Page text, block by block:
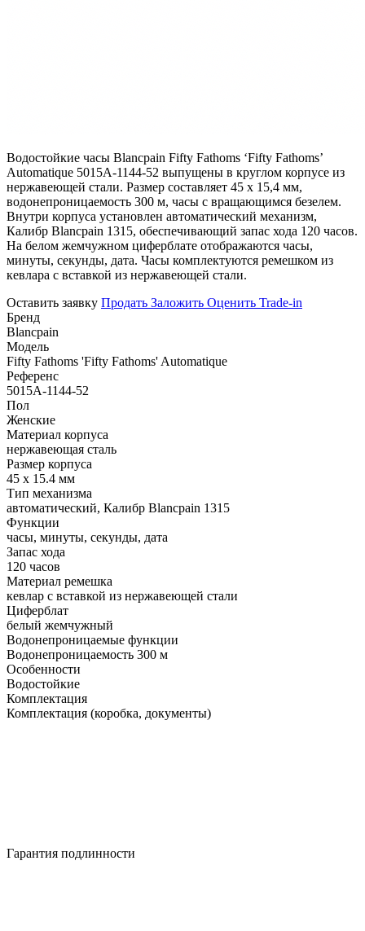
Водостойкие часы Blancpain Fifty Fathoms ‘Fifty Fathoms’
Automatique 5015A-1144-52 выпущены в круглом корпусе из
нержавеющей стали. Размер составляет 45 х 15,4 мм,
водонепроницаемость 300 м, часы с вращающимся безелем.
Внутри корпуса установлен автоматический механизм,
Калибр Blancpain 1315, обеспечивающий запас хода 120 часов.
На белом жемчужном циферблате отображаются часы,
минуты, секунды, дата. Часы комплектуются ремешком из
кевлара с вставкой из нержавеющей стали.
Оставить заявку Продать Заложить Оценить Trade-in
Бренд
Blancpain
Модель
Fifty Fathoms 'Fifty Fathoms' Automatique
Референс
5015A-1144-52
Пол
Женские
Материал корпуса
нержавеющая сталь
Размер корпуса
45 x 15.4 мм
Тип механизма
автоматический, Калибр Blancpain 1315
Функции
часы, минуты, секунды, дата
Запас хода
120 часов
Материал ремешка
кевлар с вставкой из нержавеющей стали
Циферблат
белый жемчужный
Водонепроницаемые функции
Водонепроницаемость 300 м
Особенности
Водостойкие
Комплектация
Комплектация (коробка, документы)
Гарантия подлинности